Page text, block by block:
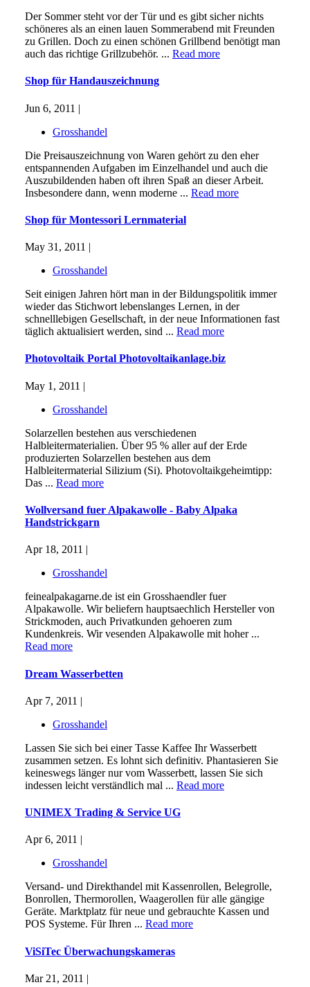
Der Sommer steht vor der Tür und es gibt sicher nichts
schöneres als an einen lauen Sommerabend mit Freunden
zu Grillen. Doch zu einen schönen Grillbend benötigt man
auch das richtige Grillzubehör. ... Read more
Shop für Handauszeichnung
Jun 6, 2011 |
Grosshandel
Die Preisauszeichnung von Waren gehört zu den eher
entspannenden Aufgaben im Einzelhandel und auch die
Auszubildenden haben oft ihren Spaß an dieser Arbeit.
Insbesondere dann, wenn moderne ... Read more
Shop für Montessori Lernmaterial
May 31, 2011 |
Grosshandel
Seit einigen Jahren hört man in der Bildungspolitik immer
wieder das Stichwort lebenslanges Lernen, in der
schnelllebigen Gesellschaft, in der neue Informationen fast
täglich aktualisiert werden, sind ... Read more
Photovoltaik Portal Photovoltaikanlage.biz
May 1, 2011 |
Grosshandel
Solarzellen bestehen aus verschiedenen
Halbleitermaterialien. Über 95 % aller auf der Erde
produzierten Solarzellen bestehen aus dem
Halbleitermaterial Silizium (Si). Photovoltaikgeheimtipp:
Das ... Read more
Wollversand fuer Alpakawolle - Baby Alpaka
Handstrickgarn
Apr 18, 2011 |
Grosshandel
feinealpakagarne.de ist ein Grosshaendler fuer
Alpakawolle. Wir beliefern hauptsaechlich Hersteller von
Strickmoden, auch Privatkunden gehoeren zum
Kundenkreis. Wir vesenden Alpakawolle mit hoher ...
Read more
Dream Wasserbetten
Apr 7, 2011 |
Grosshandel
Lassen Sie sich bei einer Tasse Kaffee Ihr Wasserbett
zusammen setzen. Es lohnt sich definitiv. Phantasieren Sie
keineswegs länger nur vom Wasserbett, lassen Sie sich
indessen leicht verständlich mal ... Read more
UNIMEX Trading & Service UG
Apr 6, 2011 |
Grosshandel
Versand- und Direkthandel mit Kassenrollen, Belegrolle,
Bonrollen, Thermorollen, Waagerollen für alle gängige
Geräte. Marktplatz für neue und gebrauchte Kassen und
POS Systeme. Für Ihren ... Read more
ViSiTec Überwachungskameras
Mar 21, 2011 |